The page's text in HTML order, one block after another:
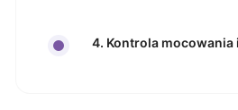
4. Kontrola mocowania